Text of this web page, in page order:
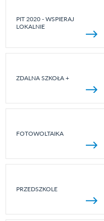
PIT 2020 - WSPIERAJ
LOKALNIE
ZDALNA SZKOŁA +
FOTOWOLTAIKA
PRZEDSZKOLE